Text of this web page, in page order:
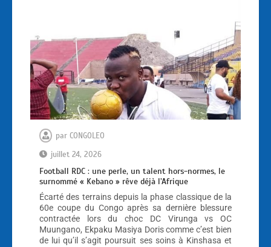
par CONGOLEO
juillet 24, 2026
Football RDC : une perle, un talent hors-normes, le
surnommé « Kebano » rêve déjà l’Afrique
Écarté des terrains depuis la phase classique de la
60e coupe du Congo après sa dernière blessure
contractée lors du choc DC Virunga vs OC
Muungano, Ekpaku Masiya Doris comme c’est bien
de lui qu’il s’agit poursuit ses soins à Kinshasa et